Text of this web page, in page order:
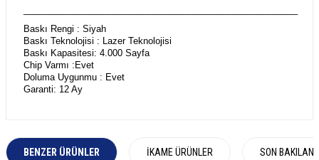
Baskı Rengi : Siyah
Baskı Teknolojisi : Lazer Teknolojisi
Baskı Kapasitesi: 4.000 Sayfa
Chip Varmı :Evet
Doluma Uygunmu : Evet
Garanti: 12 Ay
BENZER ÜRÜNLER İKAME ÜRÜNLER SON